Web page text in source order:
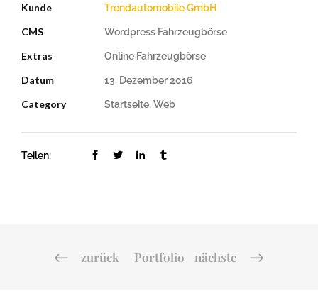
Kunde Trendautomobile GmbH
CMS Wordpress Fahrzeugbörse
Extras Online Fahrzeugbörse
Datum 13. Dezember 2016
Category Startseite, Web
Teilen:
zurück Portfolio nächste